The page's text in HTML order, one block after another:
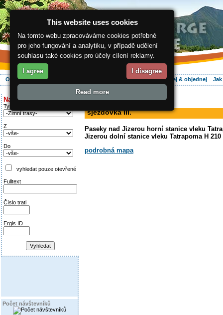
O regionu Aktivně Ubytování Hledej & objednej
Najděte si:
Typ trati
Z
Do
vyhledat pouze otevřené
Fulltext
Číslo trati
Ergis ID
Počet návštevníků
ergis.cz>
sjezdovka III.
Paseky nad Jizerou horní stanice vleku
Jizerou dolní stanice vleku Tatrapoma H 210
podrobná mapa
This website uses cookies
Na tomto webu zpracováváme cookies potřebné
pro jeho fungování a analytiku, v případě udělení
souhlasu také cookies pro účely cílení reklamy.
I agree I disagree
Read more